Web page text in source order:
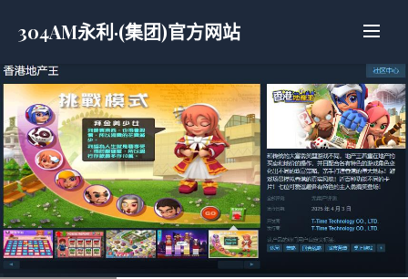
304AM永利·(集团)官方网站